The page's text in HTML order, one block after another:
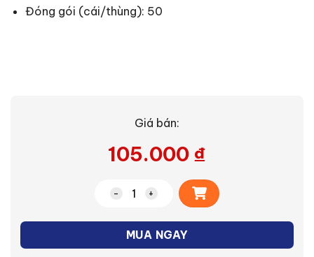
Đóng gói (cái/thùng): 50
Giá bán:
105.000 ₫
Đèn Led âm trần Philips Eridani
MUA NGAY
Alternative: